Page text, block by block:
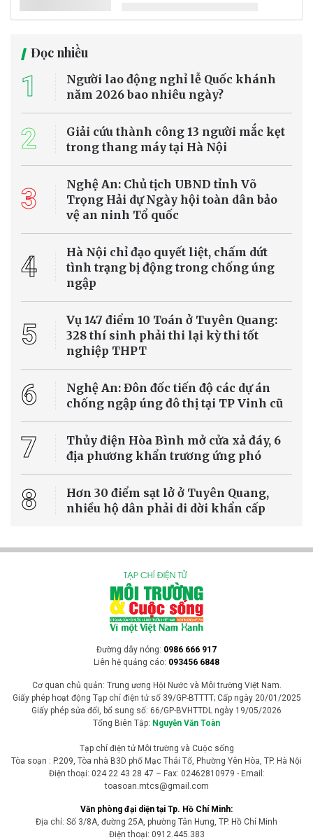
Đọc nhiều
1
Người lao động nghỉ lễ Quốc khánh
năm 2026 bao nhiêu ngày?
2
Giải cứu thành công 13 người mắc kẹt
trong thang máy tại Hà Nội
3
Nghệ An: Chủ tịch UBND tỉnh Võ
Trọng Hải dự Ngày hội toàn dân bảo
vệ an ninh Tổ quốc
4
Hà Nội chỉ đạo quyết liệt, chấm dứt
tình trạng bị động trong chống úng
ngập
5
Vụ 147 điểm 10 Toán ở Tuyên Quang:
328 thí sinh phải thi lại kỳ thi tốt
nghiệp THPT
6
Nghệ An: Đôn đốc tiến độ các dự án
chống ngập úng đô thị tại TP Vinh cũ
7
Thủy điện Hòa Bình mở cửa xả đáy, 6
địa phương khẩn trương ứng phó
8
Hơn 30 điểm sạt lở ở Tuyên Quang,
nhiều hộ dân phải di dời khẩn cấp
Đường dây nóng: 0986 666 917
Liên hệ quảng cáo: 093456 6848
Cơ quan chủ quản: Trung ương Hội Nước và Môi trường Việt Nam.
Giấy phép hoạt động Tạp chí điện tử số 39/GP-BTTTT; Cấp ngày 20/01/2025
Giấy phép sửa đổi, bổ sung số: 66/GP-BVHTTDL ngày 19/05/2026
Tổng Biên Tập: Nguyễn Văn Toàn
Tạp chí điện tử Môi trường và Cuộc sống
Tòa soạn : P.209, Tòa nhà B3D phố Mạc Thái Tổ, Phường Yên Hòa, TP. Hà Nội
Điện thoại: 024 22 43 28 47 – Fax: 02462810979 - Email:
toasoan.mtcs@gmail.com
Văn phòng đại diện tại Tp. Hồ Chí Minh:
Địa chỉ: Số 3/8A, đường 25A, phường Tân Hưng, TP. Hồ Chí Minh
Điện thoại: 0912.445.383